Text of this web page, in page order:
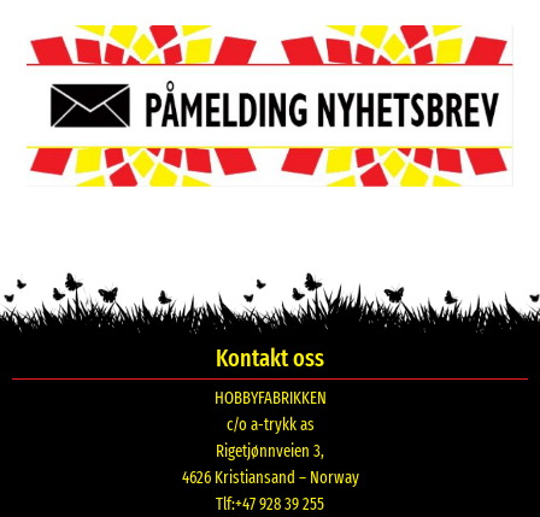
Kontakt oss
HOBBYFABRIKKEN
c/o a-trykk as
Rigetjønnveien 3,
4626 Kristiansand – Norway
Tlf:+47 928 39 255